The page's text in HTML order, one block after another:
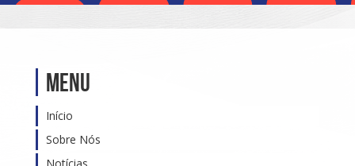
Menu
Início
Sobre Nós